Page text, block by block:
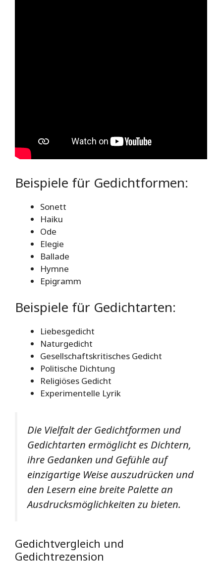
Beispiele für Gedichtformen:
Sonett
Haiku
Ode
Elegie
Ballade
Hymne
Epigramm
Beispiele für Gedichtarten:
Liebesgedicht
Naturgedicht
Gesellschaftskritisches Gedicht
Politische Dichtung
Religiöses Gedicht
Experimentelle Lyrik
Die Vielfalt der Gedichtformen und
Gedichtarten ermöglicht es Dichtern,
ihre Gedanken und Gefühle auf
einzigartige Weise auszudrücken und
den Lesern eine breite Palette an
Ausdrucksmöglichkeiten zu bieten.
Gedichtvergleich und
Gedichtrezension